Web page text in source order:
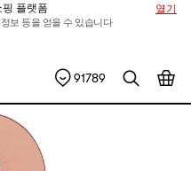
플랫폼
보 등을 얻을 수 있습니다
열기
91789